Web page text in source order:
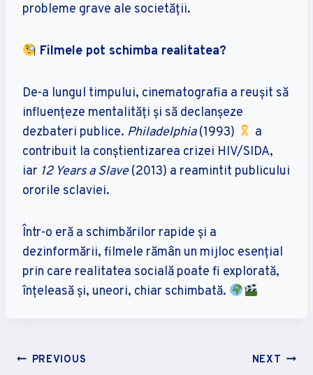
probleme grave ale societății.
Filmele pot schimba realitatea?
De-a lungul timpului, cinematografia a reușit să
influențeze mentalități și să declanșeze
dezbateri publice. Philadelphia(1993)
a
contribuit la conștientizarea crizei HIV/SIDA,
iar 12 Years a Slave(2013) a reamintit publicului
ororile sclaviei.
Într-o eră a schimbărilor rapide și a
dezinformării, filmele rămân un mijloc esențial
prin care realitatea socială poate fi explorată,
înțeleasă și, uneori, chiar schimbată.
Navigare
PREVIOUS NEXT